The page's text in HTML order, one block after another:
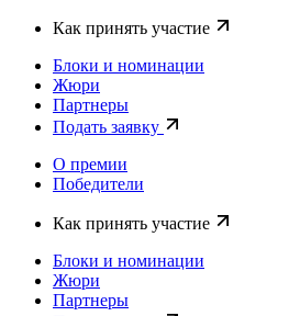
Как принять участие
Блоки и номинации
Жюри
Партнеры
Подать заявку
О премии
Победители
Как принять участие
Блоки и номинации
Жюри
Партнеры